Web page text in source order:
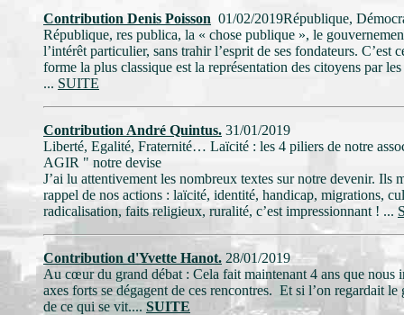
Contribution Denis Poisson 01/02/2019République,
République, res publica, la « chose publique », le
l’intérêt particulier, sans trahir l’esprit de ses fondateurs.
forme la plus classique est la représentation des citoyens par
... SUITE
Contribution André Quintus. 31/01/2019
Liberté, Egalité, Fraternité… Laïcité : les 4 piliers de notre
AGIR " notre devise
J’ai lu attentivement les nombreux textes sur notre devenir.
rappel de nos actions : laïcité, identité, handicap, migrations,
radicalisation, faits religieux, ruralité, c’est impressionnant ! ...
Contribution d'Yvette Hanot. 28/01/2019
Au cœur du grand débat : Cela fait maintenant 4 ans que nous
axes forts se dégagent de ces rencontres. Et si l’on regardait
de ce qui se vit.... SUITE